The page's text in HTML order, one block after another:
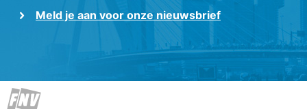
Meld je aan voor onze nieuwsbrief